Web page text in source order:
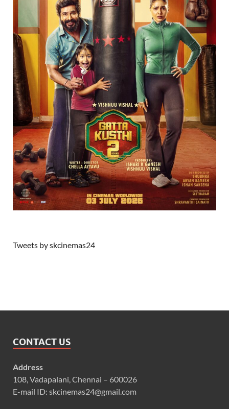
Tweets by skcinemas24
CONTACT US
Address
108, Vadapalani, Chennai – 600026
E-mail ID: skcinemas24@gmail.com